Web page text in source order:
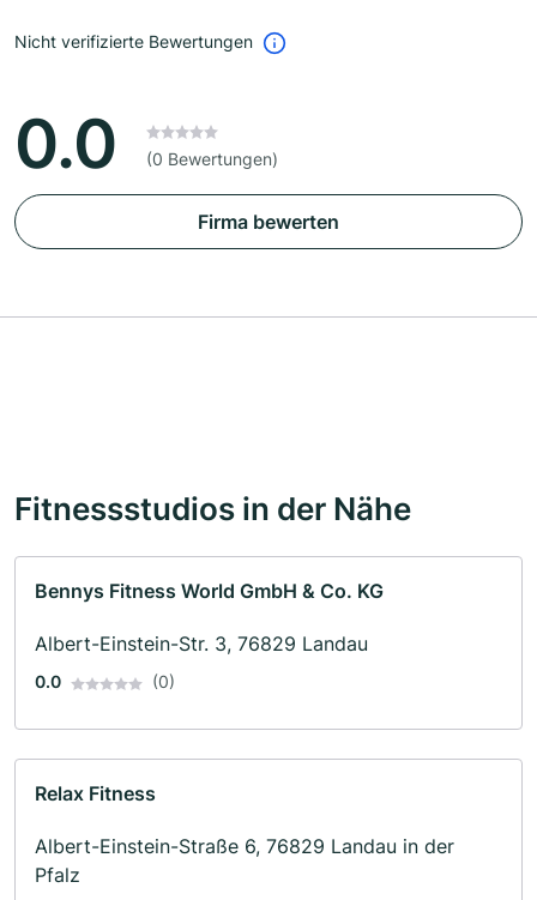
Nicht verifizierte Bewertungen
0.0 (0 Bewertungen)
Firma bewerten
Fitnessstudios in der Nähe
Bennys Fitness World GmbH & Co. KG
Albert-Einstein-Str. 3, 76829 Landau
0.0 (0)
Relax Fitness
Albert-Einstein-Straße 6, 76829 Landau in der
Pfalz